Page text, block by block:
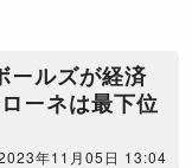
ールズが経済
ーネは最下位
年11月05日 13:04